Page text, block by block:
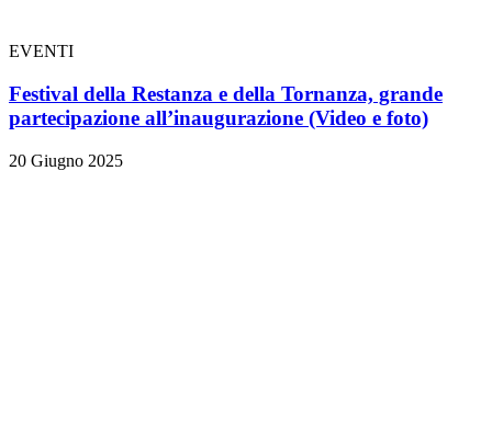
EVENTI
Festival della Restanza e della Tornanza, grande
partecipazione all’inaugurazione (Video e foto)
20 Giugno 2025